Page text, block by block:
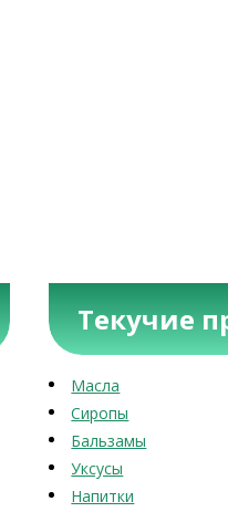
Текучие
Масла
Сиропы
Бальзамы
Уксусы
Напитки